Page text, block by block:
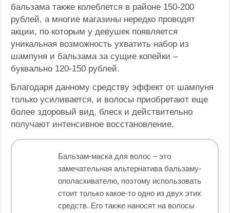
бальзама также колеблется в районе 150-200
рублей, а многие магазины нередко проводят
акции, по которым у девушек появляется
уникальная возможность ухватить набор из
шампуня и бальзама за сущие копейки –
буквально 120-150 рублей.
Благодаря данному средству эффект от шампуня
только усиливается, и волосы приобретают еще
более здоровый вид, блеск и действительно
получают интенсивное восстановление.
Бальзам-маска для волос – это
замечательная альтернатива бальзаму-
ополаскивателю, поэтому использовать
стоит только какое-то одно из двух этих
средств. Его также наносят на волосы